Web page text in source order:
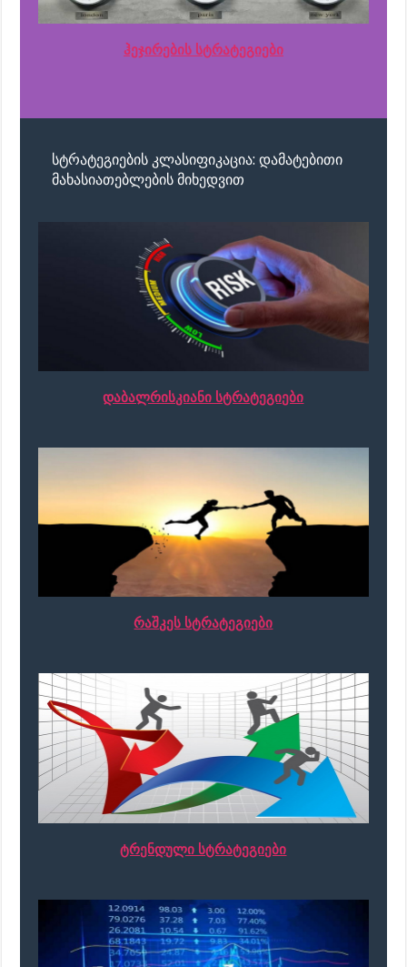
ჰეჯირების სტრატეგიები
სტრატეგიების კლასიფიკაცია: დამატებითი
მახასიათებლების მიხედვით
დაბალრისკიანი სტრატეგიები
რაშკეს სტრატეგიები
ტრენდული სტრატეგიები